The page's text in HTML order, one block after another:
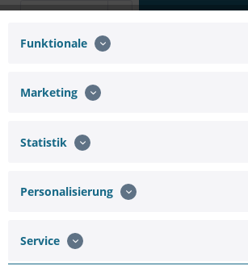
Hersteller:
Hersteller Artikel-
EAN:
Funktionale
Marketing
Statistik
Personalisierung
Service